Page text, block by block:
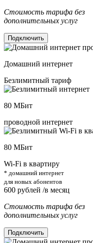
Стоимость тарифа без
дополнительных услуг
Подключить
Домашний интернет
Безлимитный тариф
80 МБит
проводной интернет
80 МБит
Wi-Fi в квартиру
* домашний интернет
для новых абонентов
600 рублей /в месяц
Стоимость тарифа без
дополнительных услуг
Подключить